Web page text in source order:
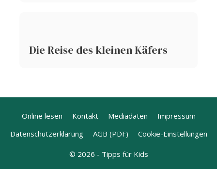
Die Reise des kleinen Käfers
Online lesen Kontakt Mediadaten
Impressum
Datenschutzerklärung
AGB (PDF) Cookie-Einstellungen
© 2026 - Tipps für Kids